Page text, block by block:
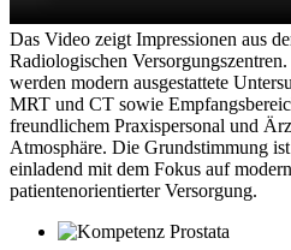
Das Video zeigt Impressionen aus
Radiologischen
werden modern ausgestattete
MRT und CT sowie
freundlichem Praxispersonal und
Atmosphäre. Die Grundstimmung
einladend mit dem Fokus auf
patientenorientierter Versorgung.